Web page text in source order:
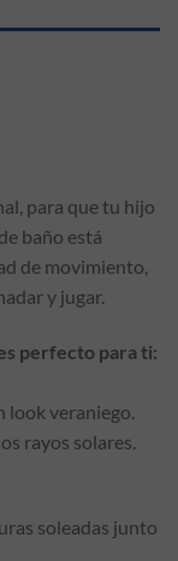
para que tu hijo
baño está
de movimiento,
y jugar.
perfecto para ti:
look veraniego.
rayos solares.
soleadas junto